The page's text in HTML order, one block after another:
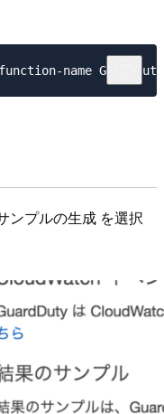
ンプルの生成 を選択